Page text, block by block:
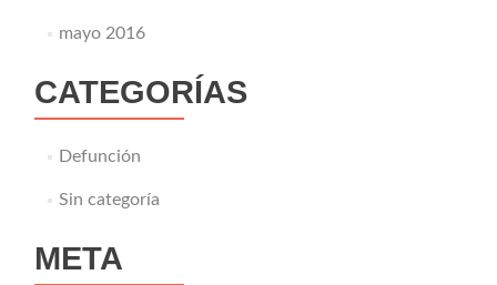
mayo 2016
CATEGORÍAS
Defunción
Sin categoría
META